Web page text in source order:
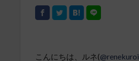
こんにちは、ルネ(@renekuroi